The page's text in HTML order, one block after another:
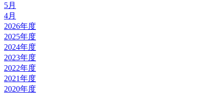
5月
4月
2026年度
2025年度
2024年度
2023年度
2022年度
2021年度
2020年度